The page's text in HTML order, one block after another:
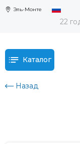
Эль-Монте
22
Каталог
Назад